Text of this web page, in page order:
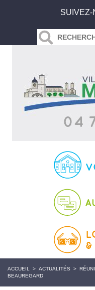
SUIVEZ-
ACCUEIL > ACTUALITÉS >
BEAUREGARD